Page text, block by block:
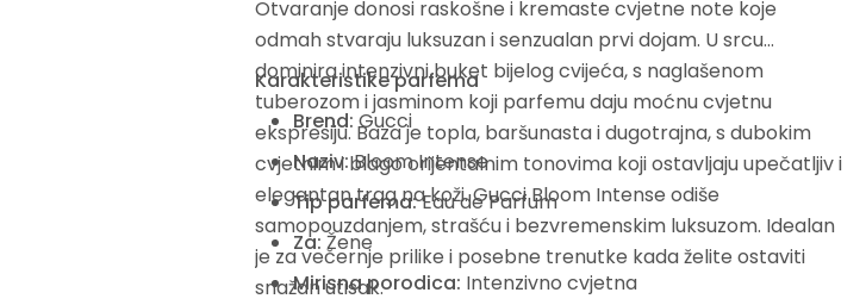
Otvaranje donosi raskošne i kremaste cvjetne note koje
odmah stvaraju luksuzan i senzualan prvi dojam. U srcu
dominira intenzivni buket bijelog cvijeća, s naglašenom
tuberozom i jasminom koji parfemu daju moćnu cvjetnu
ekspresiju. Baza je topla, baršunasta i dugotrajna, s dubokim
cvjetnim i blago orijentalnim tonovima koji ostavljaju upečatljiv i
elegantan trag na koži. Gucci Bloom Intense odiše
samopouzdanjem, strašću i bezvremenskim luksuzom. Idealan
je za večernje prilike i posebne trenutke kada želite ostaviti
snažan utisak.
Karakteristike parfema
Brend:Gucci
Naziv:Bloom Intense
Tip parfema:Eau de Parfum
Za:Žene
Mirisna porodica: Intenzivno cvjetna